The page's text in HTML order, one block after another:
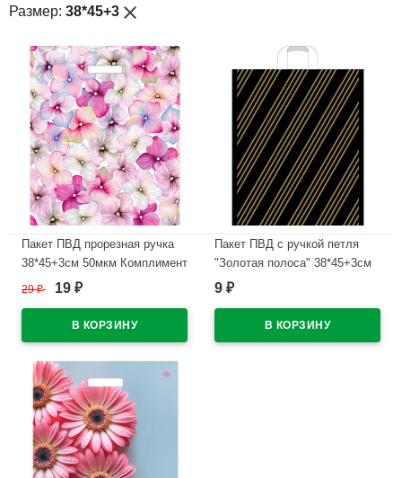
Размер: 38*45+3 close
Пакет ПВД прорезная ручка
38*45+3см 50мкм Комплимент
В наличии
29₽ 19 ₽
Пакет ПВД с ручкой петля
"Золотая полоса" 38*45+3см
35мкм арт.ПТЛ06202
9 ₽